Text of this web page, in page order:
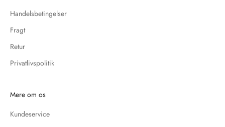
Handelsbetingelser
Fragt
Retur
Privatlivspolitik
Mere om os
Kundeservice